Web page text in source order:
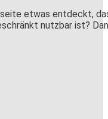
etwas entdeckt,
nutzbar ist?